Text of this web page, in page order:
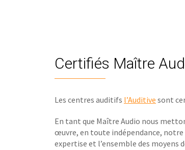
Certifiés Maître
Les centres auditifs l’Auditive sont
En tant que Maître Audio nous
œuvre, en toute indépendance, notre
expertise et l’ensemble des moyens